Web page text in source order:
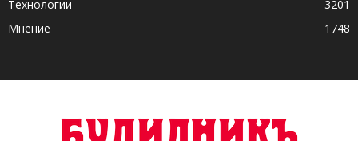
Технологии
3201
Мнение
1748